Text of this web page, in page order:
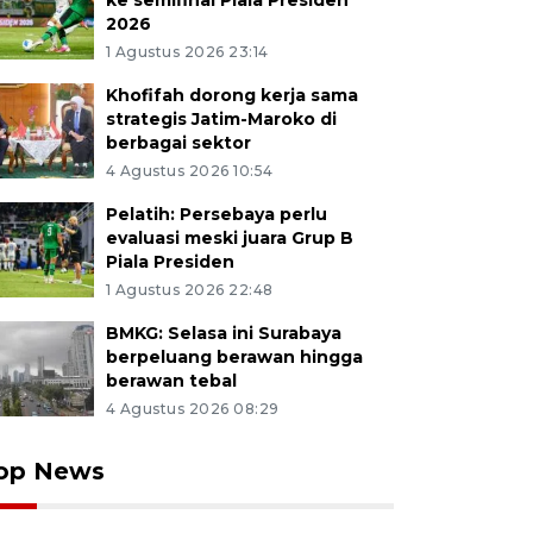
2026
1 Agustus 2026 23:14
Khofifah dorong kerja sama
strategis Jatim-Maroko di
berbagai sektor
4 Agustus 2026 10:54
Pelatih: Persebaya perlu
evaluasi meski juara Grup B
Piala Presiden
1 Agustus 2026 22:48
BMKG: Selasa ini Surabaya
berpeluang berawan hingga
berawan tebal
4 Agustus 2026 08:29
News